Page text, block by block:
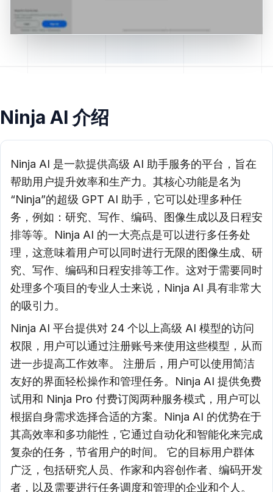
Ninja AI 介绍
Ninja AI 是一款提供高级 AI 助手服务的平台，旨在
帮助用户提升效率和生产力。其核心功能是名为
“Ninja”的超级 GPT AI 助手，它可以处理多种任
务，例如：研究、写作、编码、图像生成以及日程安
排等等。Ninja AI 的一大亮点是可以进行多任务处
理，这意味着用户可以同时进行无限的图像生成、研
究、写作、编码和日程安排等工作。这对于需要同时
处理多个项目的专业人士来说，Ninja AI 具有非常大
的吸引力。
Ninja AI 平台提供对 24 个以上高级 AI 模型的访问
权限，用户可以通过注册账号来使用这些模型，从而
进一步提高工作效率。 注册后，用户可以使用简洁
友好的界面轻松操作和管理任务。Ninja AI 提供免费
试用和 Ninja Pro 付费订阅两种服务模式，用户可以
根据自身需求选择合适的方案。Ninja AI 的优势在于
其高效率和多功能性，它通过自动化和智能化来完成
复杂的任务，节省用户的时间。 它的目标用户群体
广泛，包括研究人员、作家和内容创作者、编码开发
者，以及需要进行任务调度和管理的企业和个人。